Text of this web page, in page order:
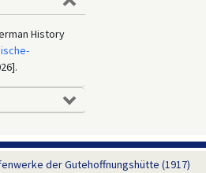
History
der Gutehoffnungshütte (1917)